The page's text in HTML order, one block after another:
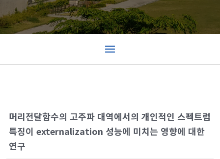
머리전달함수의 고주파 대역에서의 개인적인 스펙트럼
특징이 externalization 성능에 미치는 영향에 대한
연구